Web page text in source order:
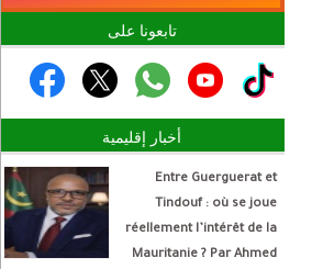
تابعونا على
أخبار إقليمية
Entre Guerguerat et
Tindouf : où se joue
réellement l’intérêt de la
Mauritanie ? Par Ahmed